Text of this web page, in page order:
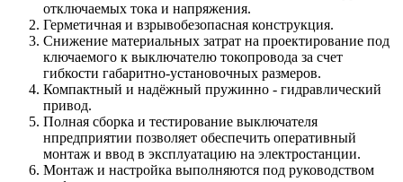
отключаемых тока и напряжения.
Герметичная и взрывобезопасная конструкция.
Снижение материальных затрат на проектирование под
ключаемого к выключателю токопровода за счет
гибкости габаритно-установочных размеров.
Компактный и надёжный пружинно - гидравлический
привод.
Полная сборка и тестирование выключателя
нпредприятии позволяет обеспечить оперативный
монтаж и ввод в эксплуатацию на электростанции.
Монтаж и настройка выполняются под руководством